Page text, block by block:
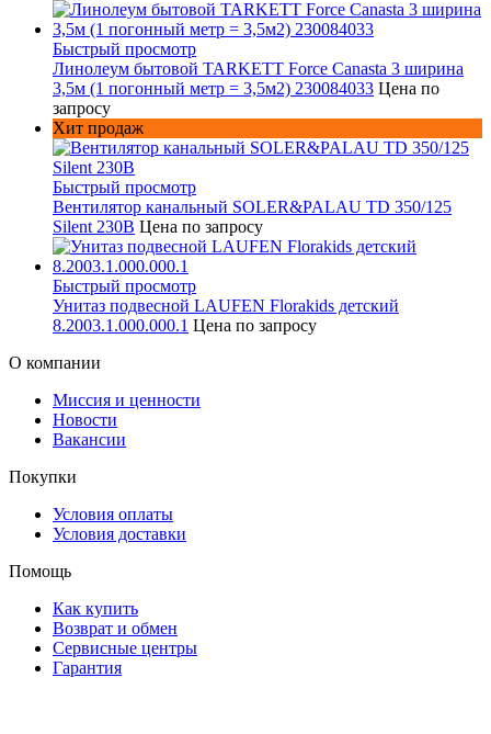
Быстрый просмотр
Линолеум бытовой TARKETT Force Canasta 3 ширина
3,5м (1 погонный метр = 3,5м2) 230084033 Цена по
запросу
Хит продаж
Быстрый просмотр
Вентилятор канальный SOLER&PALAU TD 350/125
Silent 230В Цена по запросу
Быстрый просмотр
Унитаз подвесной LAUFEN Florakids детский
8.2003.1.000.000.1 Цена по запросу
О компании
Миссия и ценности
Новости
Вакансии
Покупки
Условия оплаты
Условия доставки
Помощь
Как купить
Возврат и обмен
Сервисные центры
Гарантия